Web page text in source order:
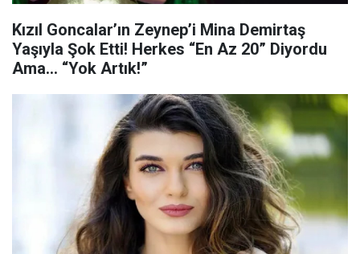
Kızıl Goncalar’ın Zeynep’i Mina Demirtaş
Yaşıyla Şok Etti! Herkes “En Az 20” Diyordu
Ama… “Yok Artık!”